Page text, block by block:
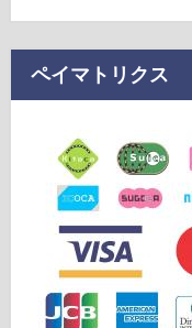
ペイマトリクス